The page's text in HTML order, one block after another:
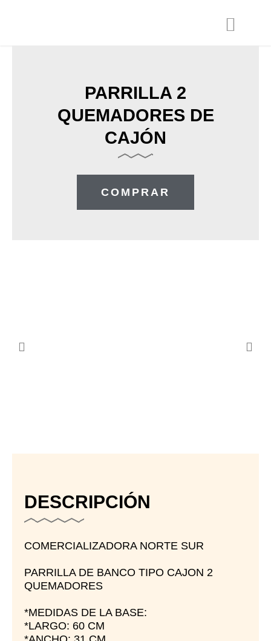
PARRILLA 2
QUEMADORES DE
CAJÓN
COMPRAR
DESCRIPCIÓN
COMERCIALIZADORA NORTE SUR
PARRILLA DE BANCO TIPO CAJON 2
QUEMADORES
*MEDIDAS DE LA BASE:
*LARGO: 60 CM